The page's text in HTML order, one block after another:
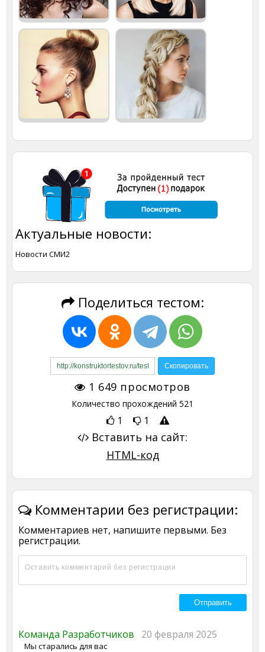
Актуальные новости:
Новости СМИ2
Поделиться тестом:
1 649 просмотров
Количество прохождений 521
1 1
Вставить на сайт:
HTML-код
Комментарии без регистрации:
Комментариев нет, напишите первыми. Без
регистрации.
Команда Разработчиков 20 февраля 2025
Мы старались для вас